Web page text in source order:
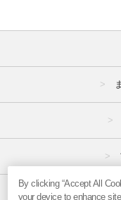
By clicking “Accept All
your device to enhance